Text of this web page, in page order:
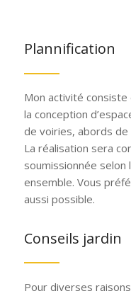
Plannification
Mon activité
la conception
de voiries, abords de
La réalisation sera
soumissionnée
ensemble. Vous
aussi possible.
Conseils jardin
Pour diverses